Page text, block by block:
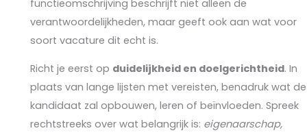
functieomschrijving beschrijft niet alleen de
verantwoordelijkheden, maar geeft ook aan wat voor
soort vacature dit echt is.
Richt je eerst op duidelijkheid en doelgerichtheid. In
plaats van lange lijsten met vereisten, benadruk wat de
kandidaat zal opbouwen, leren of beïnvloeden. Spreek
rechtstreeks over wat belangrijk is: eigenaarschap,